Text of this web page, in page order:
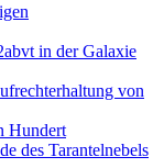
in der Galaxie
von
Hundert
des Tarantelnebels